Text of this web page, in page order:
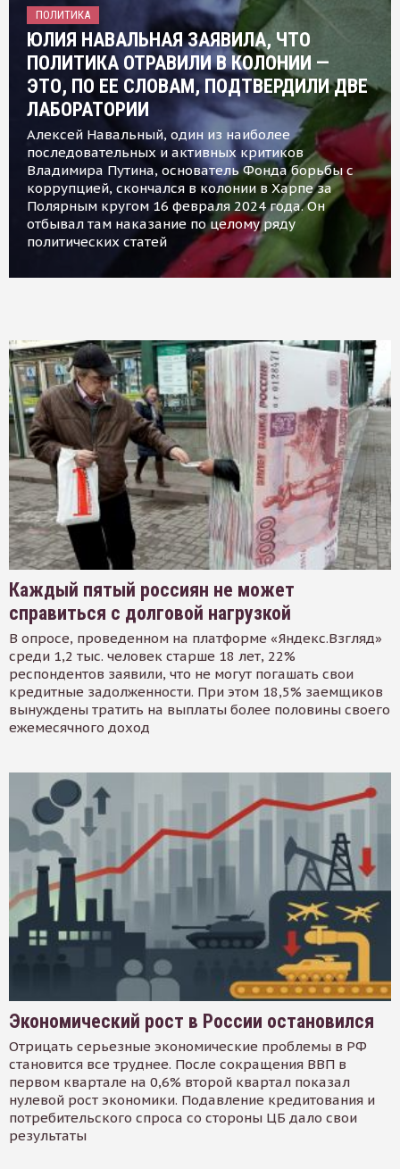
ПОЛИТИКА
ЮЛИЯ НАВАЛЬНАЯ ЗАЯВИЛА, ЧТО
ПОЛИТИКА ОТРАВИЛИ В КОЛОНИИ —
ЭТО, ПО ЕЕ СЛОВАМ, ПОДТВЕРДИЛИ ДВЕ
ЛАБОРАТОРИИ
Алексей Навальный, один из наиболее
последовательных и активных критиков
Владимира Путина, основатель Фонда борьбы с
коррупцией, скончался в колонии в Харпе за
Полярным кругом 16 февраля 2024 года. Он
отбывал там наказание по целому ряду
политических статей
Каждый пятый россиян не может
справиться с долговой нагрузкой
В опросе, проведенном на платформе «Яндекс.Взгляд»
среди 1,2 тыс. человек старше 18 лет, 22%
респондентов заявили, что не могут погашать свои
кредитные задолженности. При этом 18,5% заемщиков
вынуждены тратить на выплаты более половины своего
ежемесячного доход
Экономический рост в России остановился
Отрицать серьезные экономические проблемы в РФ
становится все труднее. После сокращения ВВП в
первом квартале на 0,6% второй квартал показал
нулевой рост экономики. Подавление кредитования и
потребительского спроса со стороны ЦБ дало свои
результаты